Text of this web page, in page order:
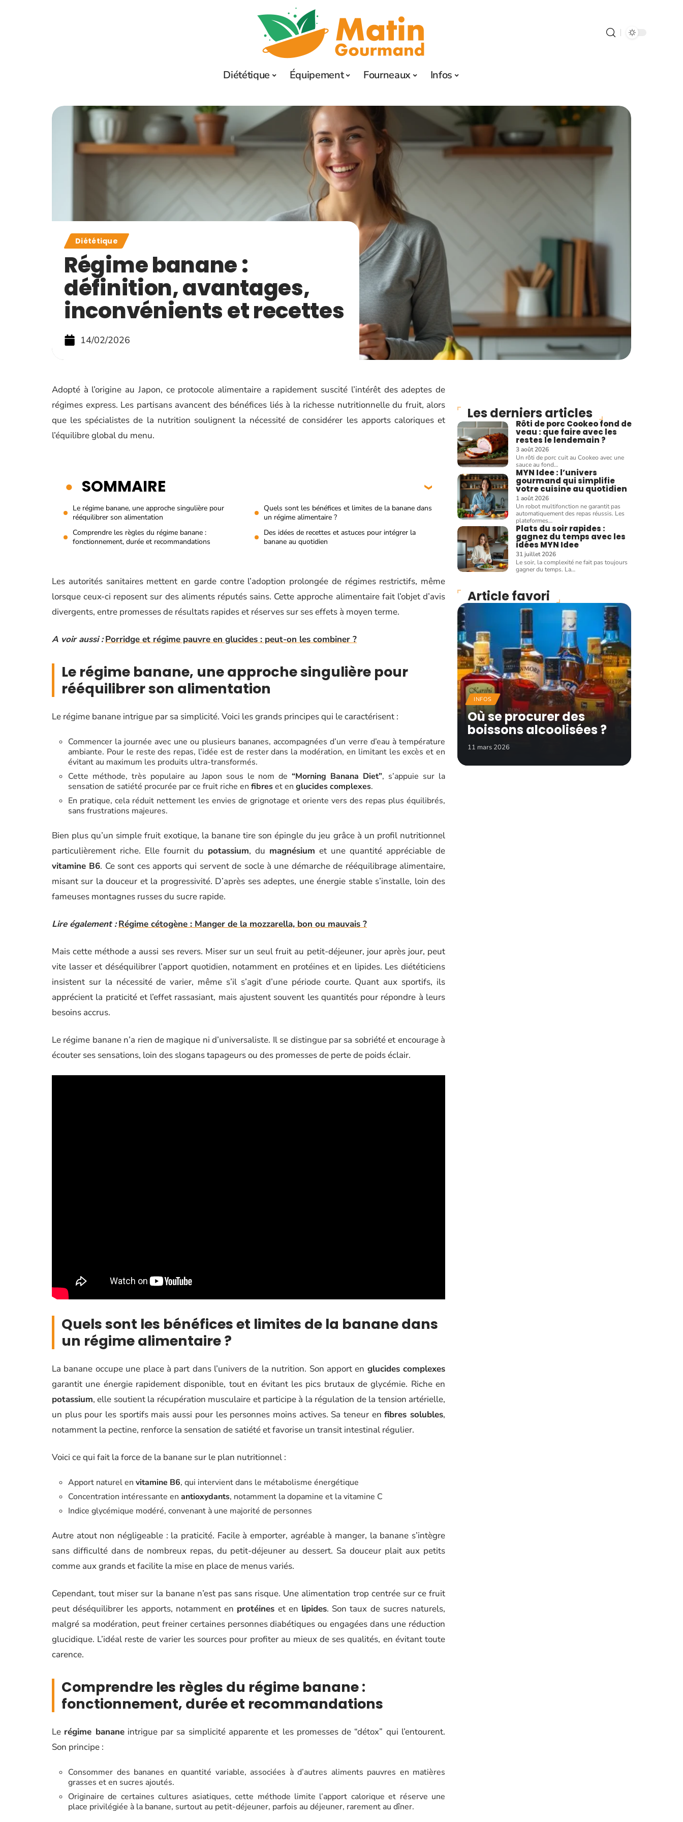
Diététique Équipement Fourneaux Infos
Diététique
Régime banane :
définition, avantages,
inconvénients et recettes
14/02/2026
Adopté à l’origine au Japon, ce protocole alimentaire a rapidement suscité l’intérêt des adeptes de
régimes express. Les partisans avancent des bénéfices liés à la richesse nutritionnelle du fruit, alors
que les spécialistes de la nutrition soulignent la nécessité de considérer les apports caloriques et
l’équilibre global du menu.
SOMMAIRE
Le régime banane, une approche singulière pour
rééquilibrer son alimentation
Quels sont les bénéfices et limites de la banane dans
un régime alimentaire ?
Comprendre les règles du régime banane :
fonctionnement, durée et recommandations
Des idées de recettes et astuces pour intégrer la
banane au quotidien
Les autorités sanitaires mettent en garde contre l’adoption prolongée de régimes restrictifs, même
lorsque ceux-ci reposent sur des aliments réputés sains. Cette approche alimentaire fait l’objet d’avis
divergents, entre promesses de résultats rapides et réserves sur ses effets à moyen terme.
A voir aussi : Porridge et régime pauvre en glucides : peut-on les combiner ?
Le régime banane, une approche singulière pour
rééquilibrer son alimentation
Le régime banane intrigue par sa simplicité. Voici les grands principes qui le caractérisent :
Commencer la journée avec une ou plusieurs bananes, accompagnées d’un verre d’eau à température
ambiante. Pour le reste des repas, l’idée est de rester dans la modération, en limitant les excès et en
évitant au maximum les produits ultra-transformés.
Cette méthode, très populaire au Japon sous le nom de“Morning Banana Diet”, s’appuie sur la
sensation de satiété procurée par ce fruit riche en fibreset en glucides complexes.
En pratique, cela réduit nettement les envies de grignotage et oriente vers des repas plus équilibrés,
sans frustrations majeures.
Bien plus qu’un simple fruit exotique, la banane tire son épingle du jeu grâce à un profil nutritionnel
particulièrement riche. Elle fournit du potassium, du magnésium et une quantité appréciable de
vitamine B6. Ce sont ces apports qui servent de socle à une démarche de rééquilibrage alimentaire,
misant sur la douceur et la progressivité. D’après ses adeptes, une énergie stable s’installe, loin des
fameuses montagnes russes du sucre rapide.
Lire également : Régime cétogène : Manger de la mozzarella, bon ou mauvais ?
Mais cette méthode a aussi ses revers. Miser sur un seul fruit au petit-déjeuner, jour après jour, peut
vite lasser et déséquilibrer l’apport quotidien, notamment en protéines et en lipides. Les diététiciens
insistent sur la nécessité de varier, même s’il s’agit d’une période courte. Quant aux sportifs, ils
apprécient la praticité et l’effet rassasiant, mais ajustent souvent les quantités pour répondre à leurs
besoins accrus.
Le régime banane n’a rien de magique ni d’universaliste. Il se distingue par sa sobriété et encourage à
écouter ses sensations, loin des slogans tapageurs ou des promesses de perte de poids éclair.
Quels sont les bénéfices et limites de la banane dans
un régime alimentaire ?
La banane occupe une place à part dans l’univers de la nutrition. Son apport en glucides complexes
garantit une énergie rapidement disponible, tout en évitant les pics brutaux de glycémie. Riche en
potassium, elle soutient la récupération musculaire et participe à la régulation de la tension artérielle,
un plus pour les sportifs mais aussi pour les personnes moins actives. Sa teneur enfibres solubles,
notamment la pectine, renforce la sensation de satiété et favorise un transit intestinal régulier.
Voici ce qui fait la force de la banane sur le plan nutritionnel :
Apport naturel en vitamine B6, qui intervient dans le métabolisme énergétique
Concentration intéressante en antioxydants, notamment la dopamine et la vitamine C
Indice glycémique modéré, convenant à une majorité de personnes
Autre atout non négligeable : la praticité. Facile à emporter, agréable à manger, la banane s’intègre
sans difficulté dans de nombreux repas, du petit-déjeuner au dessert. Sa douceur plait aux petits
comme aux grands et facilite la mise en place de menus variés.
Cependant, tout miser sur la banane n’est pas sans risque. Une alimentation trop centrée sur ce fruit
peut déséquilibrer les apports, notamment en protéines et en lipides. Son taux de sucres naturels,
malgré sa modération, peut freiner certaines personnes diabétiques ou engagées dans une réduction
glucidique. L’idéal reste de varier les sources pour profiter au mieux de ses qualités, en évitant toute
carence.
Comprendre les règles du régime banane :
fonctionnement, durée et recommandations
Le régime bananeintrigue par sa simplicité apparente et les promesses de “détox” qui l’entourent.
Son principe :
Consommer des bananes en quantité variable, associées à d’autres aliments pauvres en matières
grasses et en sucres ajoutés.
Originaire de certaines cultures asiatiques, cette méthode limite l’apport calorique et réserve une
place privilégiée à la banane, surtout au petit-déjeuner, parfois au déjeuner, rarement au dîner.
Les derniers articles
Rôti de porc Cookeo fond de
veau : que faire avec les
restes le lendemain ?
3 août 2026
Un rôti de porc cuit au Cookeo avec une
sauce au fond…
MYN Idee : l’univers
gourmand qui simplifie
votre cuisine au quotidien
1 août 2026
Un robot multifonction ne garantit pas
automatiquement des repas réussis. Les
plateformes…
Plats du soir rapides :
gagnez du temps avec les
idées MYN Idee
31 juillet 2026
Le soir, la complexité ne fait pas toujours
gagner du temps. La…
Article favori
INFOS
Où se procurer des
boissons alcoolisées ?
11 mars 2026